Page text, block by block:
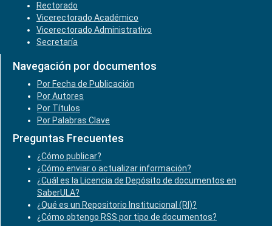
Rectorado
Vicerectorado Académico
Vicerectorado Administrativo
Secretaría
Navegación por documentos
Por Fecha de Publicación
Por Autores
Por Títulos
Por Palabras Clave
Preguntas Frecuentes
¿Cómo publicar?
¿Cómo enviar o actualizar información?
¿Cuál es la Licencia de Depósito de documentos en
SaberULA?
¿Qué es un Repositorio Institucional (RI)?
¿Cómo obtengo RSS por tipo de documentos?